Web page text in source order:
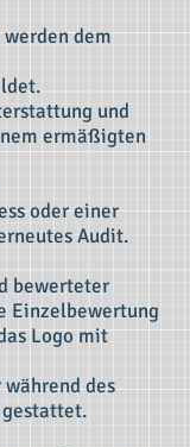
dem
und
ermäßigten
oder einer
Audit.
bewerteter
Einzelbewertung
Logo mit
des